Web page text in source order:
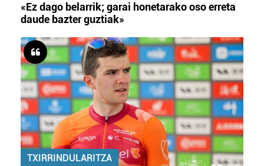
«Ez dago belarrik; garai honetarako oso erreta
daude bazter guztiak»
TXIRRINDULARITZA